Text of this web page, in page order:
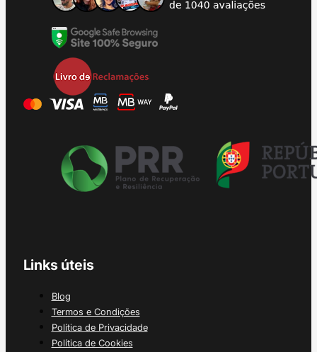
Links úteis
Blog
Termos e Condições
Política de Privacidade
Política de Cookies